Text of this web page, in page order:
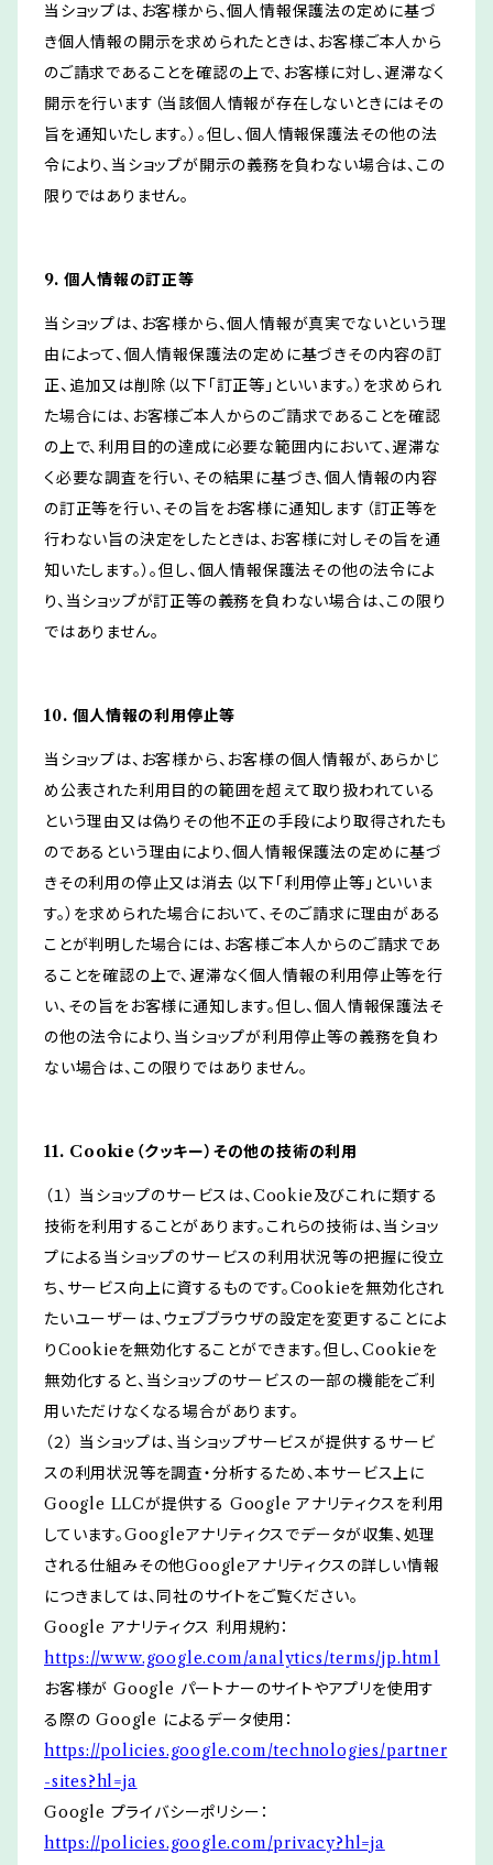
当ショップは、お客様から、個人情報保護法の定めに基づ
き個人情報の開示を求められたときは、お客様ご本人から
のご請求であることを確認の上で、お客様に対し、遅滞なく
開示を行います（当該個人情報が存在しないときにはその
旨を通知いたします。）。但し、個人情報保護法その他の法
令により、当ショップが開示の義務を負わない場合は、この
限りではありません。
9. 個人情報の訂正等
当ショップは、お客様から、個人情報が真実でないという理
由によって、個人情報保護法の定めに基づきその内容の訂
正、追加又は削除（以下「訂正等」といいます。）を求められ
た場合には、お客様ご本人からのご請求であることを確認
の上で、利用目的の達成に必要な範囲内において、遅滞な
く必要な調査を行い、その結果に基づき、個人情報の内容
の訂正等を行い、その旨をお客様に通知します（訂正等を
行わない旨の決定をしたときは、お客様に対しその旨を通
知いたします。）。但し、個人情報保護法その他の法令によ
り、当ショップが訂正等の義務を負わない場合は、この限り
ではありません。
10. 個人情報の利用停止等
当ショップは、お客様から、お客様の個人情報が、あらかじ
め公表された利用目的の範囲を超えて取り扱われている
という理由又は偽りその他不正の手段により取得されたも
のであるという理由により、個人情報保護法の定めに基づ
きその利用の停止又は消去（以下「利用停止等」といいま
す。）を求められた場合において、そのご請求に理由がある
ことが判明した場合には、お客様ご本人からのご請求であ
ることを確認の上で、遅滞なく個人情報の利用停止等を行
い、その旨をお客様に通知します。但し、個人情報保護法そ
の他の法令により、当ショップが利用停止等の義務を負わ
ない場合は、この限りではありません。
11. Cookie（クッキー）その他の技術の利用
（１） 当ショップのサービスは、Cookie及びこれに類する
技術を利用することがあります。これらの技術は、当ショッ
プによる当ショップのサービスの利用状況等の把握に役立
ち、サービス向上に資するものです。Cookieを無効化され
たいユーザーは、ウェブブラウザの設定を変更することによ
りCookieを無効化することができます。但し、Cookieを
無効化すると、当ショップのサービスの一部の機能をご利
用いただけなくなる場合があります。
（２） 当ショップは、当ショップサービスが提供するサービ
スの利用状況等を調査・分析するため、本サービス上に
Google LLCが提供する Google アナリティクスを利用
しています。Googleアナリティクスでデータが収集、処理
される仕組みその他Googleアナリティクスの詳しい情報
につきましては、同社のサイトをご覧ください。
Google アナリティクス 利用規約：
https://www.google.com/analytics/terms/jp.html
お客様が Google パートナーのサイトやアプリを使用す
る際の Google によるデータ使用：
https://policies.google.com/technologies/partner
-sites?hl=ja
Google プライバシーポリシー：
https://policies.google.com/privacy?hl=ja